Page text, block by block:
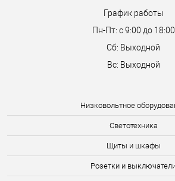
Низковольтное
Светотехника
Щиты и шкафы
Розетки и
График работы
Пн-Пт: с 9:00 до 18:00
Сб: Выходной
Вс: Выходной